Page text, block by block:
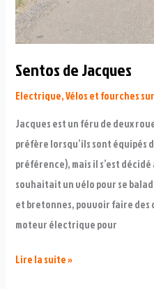
Sentos de Jacques
Electrique,Vélos et fourches
Jacques est un féru de deux
préfère lorsqu’ils sont équipés
préférence), mais il s’est
souhaitait un vélo pour se
et bretonnes, pouvoir faire des
moteur électrique pour
Sentos
Lire la suite »